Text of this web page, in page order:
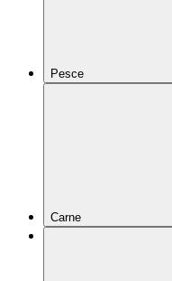
Pesce
Carne